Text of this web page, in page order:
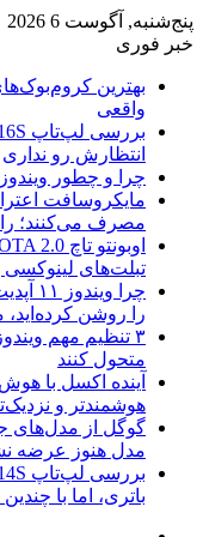
پنج‌شنبه, آگوست 6 2026
خبر فوری
واقعی
انتظارش رو نداری
چرا و چطور ویندوز ۱۱ هوم رو به پرو آپگرید کنیم؟
مصرف می‌کنند؛
تبلت‌های لینوکسی
چرا
را روشن
۳ تنظیم مهم
متحول کنند
هوشمندتر و
مدل هنوز عرضه
باتری، اما با